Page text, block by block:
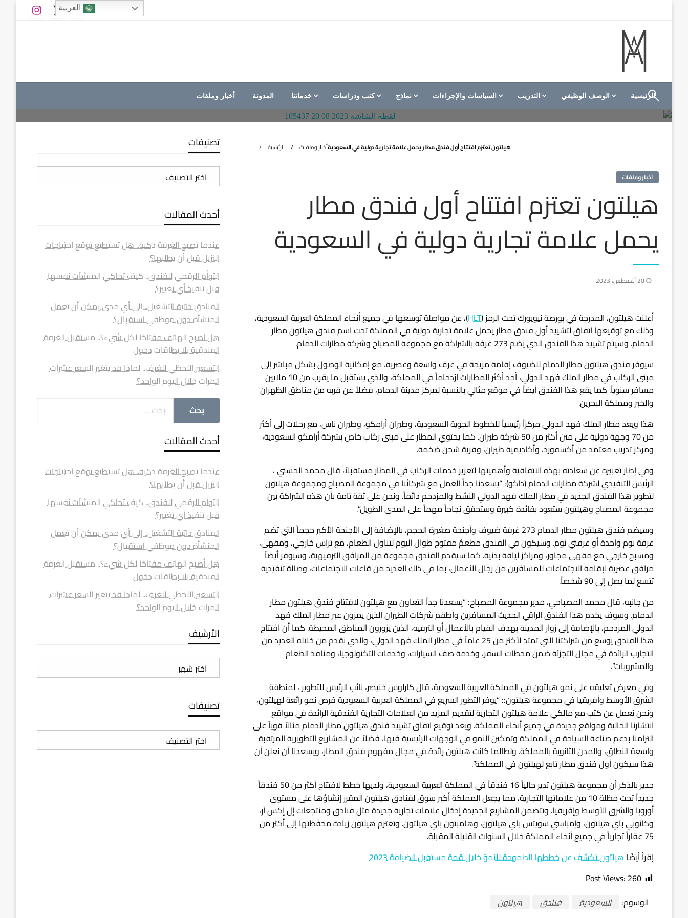
M A hotels | إم ايه هوتيلز
الموقع الأول للعاملين في الفنادق في العالم العربي
الرئيسية الوصف الوظيفي التدريب السياسات والإجراءات نماذج كتب ودراسات خدماتنا المدونة أخبار وملفات
الرئيسية أخبار وملفاتهيلتون تعتزم افتتاح أول فندق مطار يحمل علامة تجارية دولية في السعودية
أخبار وملفات
هيلتون تعتزم افتتاح أول فندق مطار
يحمل علامة تجارية دولية في السعودية
نُشر
20 أغسطس، 2023
أعلنت هيلتون، المدرجة في بورصة نيويورك تحت الرمز (HLT)، عن مواصلة توسعها في جميع أنحاء المملكة العربية السعودية،
وذلك مع توقيعها اتفاق لتشييد أول فندق مطار يحمل علامة تجارية دولية في المملكة تحت اسم فندق هيلتون مطار
الدمام. وسيتم تشييد هذا الفندق الذي يضم 273 غرفة بالشراكة مع مجموعة المصباح وشركة مطارات الدمام.
سيوفر فندق هيلتون مطار الدمام للضيوف إقامة مريحة في غرف واسعة وعصرية، مع إمكانية الوصول بشكل مباشر إلى
مبنى الركاب في مطار الملك فهد الدولي، أحد أكثر المطارات ازدحاماً في المملكة، والذي يستقبل ما يقرب من 10 ملايين
مسافر سنوياً. كما يقع هذا الفندق أيضاً في موقع مثالي بالنسبة لمركز مدينة الدمام، فضلاً عن قربه من مناطق الظهران
والخبر ومملكة البحرين.
هذا ويعد مطار الملك فهد الدولي مركزاً رئيسياً للخطوط الجوية السعودية، وطيران أرامكو، وطيران ناس، مع رحلات إلى أكثر
من 70 وجهة دولية على متن أكثر من 50 شركة طيران. كما يحتوي المطار على مبنى ركاب خاص بشركة أرامكو السعودية،
ومركز تدريب معتمد من أكسفورد، وأكاديمية طيران، وقرية شحن ضخمة.
وفي إطار تعبيره عن سعادته بهذه الاتفاقية وأهميتها لتعزيز خدمات الركاب في المطار مستقبلاً، قال محمد الحسني ،
الرئيس التنفيذي لشركة مطارات الدمام (داكو): “يسعدنا جداً العمل مع شركائنا في مجموعة المصباح ومجموعة هيلتون
لتطوير هذا الفندق الجديد في مطار الملك فهد الدولي النشط والمزدحم دائماً. ونحن على ثقة تامة بأن هذه الشراكة بين
مجموعة المصباح وهيلتون ستعود بفائدة كبيرة وستحقق نجاحاً مهماً على المدى الطويل”.
وسيضم فندق هيلتون مطار الدمام 273 غرفة ضيوف وأجنحة صغيرة الحجم، بالإضافة إلى الأجنحة الأكبر حجماً التي تضم
غرفة نوم واحدة أو غرفتي نوم. وسيكون في الفندق مطعمٌ مفتوح طوال اليوم لتناول الطعام، مع تراس خارجي، ومقهى،
ومسبح خارجي مع مقهى مجاور، ومراكز لياقة بدنية. كما سيقدم الفندق مجموعة من المرافق الترفيهية، وسيوفر أيضاً
مرافق عصرية لإقامة الاجتماعات للمسافرين من رجال الأعمال، بما في ذلك العديد من قاعات الاجتماعات، وصالة تنفيذية
تتسع لما يصل إلى 90 شخصاً.
من جانبه، قال محمد المصباحي، مدير مجموعة المصباح: “يسعدنا جداً التعاون مع هيلتون لافتتاح فندق هيلتون مطار
الدمام. وسوف يخدم هذا الفندق الراقي الحديث المسافرين وأطقم شركات الطيران الذين يمرون عبر مطار الملك فهد
الدولي المزدحم، بالإضافة إلى زوار المدينة بهدف القيام بالأعمال أو الترفيه، الذين يزورون المناطق المحيطة. كما أن افتتاح
هذا الفندق يوسع من شراكتنا التي تمتد لأكثر من 25 عاماً في مطار الملك فهد الدولي، والذي نقدم من خلاله العديد من
التجارب الرائدة في مجال التجزئة ضمن محطات السفر، وخدمة صف السيارات، وخدمات التكنولوجيا، ومنافذ الطعام
والمشروبات”.
وفي معرض تعليقه على نمو هيلتون في المملكة العربية السعودية، قال كارلوس خنيصر، نائب الرئيس للتطوير ، لمنطقة
الشرق الأوسط وأفريقيا في مجموعة هيلتون:: “يوفر التطور السريع في المملكة العربية السعودية فرص نمو رائعة لهيلتون،
ونحن نعمل عن كثب مع مالكي علامة هيلتون التجارية لتقديم المزيد من العلامات التجارية الفندقية الرائدة في مواقع
انتشارنا الحالية ومواقع جديدة في جميع أنحاء المملكة. ويعد توقيع اتفاق تشييد فندق هيلتون مطار الدمام مثالاً قوياً على
التزامنا بدعم صناعة السياحة في المملكة وتمكين النمو في الوجهات الرئيسية فيها، فضلاً عن المشاريع التطويرية المرتقبة
واسعة النطاق، والمدن الثانوية بالمملكة. ولطالما كانت هيلتون رائدة في مجال مفهوم فندق المطار، ويسعدنا أن نعلن أن
هذا سيكون أول فندق مطار تابع لهيلتون في المملكة”.
جدير بالذكر أن مجموعة هيلتون تدير حالياً 16 فندقاً في المملكة العربية السعودية، ولديها خطط لافتتاح أكثر من 50 فندقاً
جديداً تحت مظلة 10 من علاماتها التجارية، مما يجعل المملكة أكبر سوق لفنادق هيلتون المقرر إنشاؤها على مستوى
أوروبا والشرق الأوسط وإفريقيا. وتتضمن المشاريع الجديدة إدخال علامات تجارية جديدة مثل فنادق ومنتجعات إل إكس آر،
وكانوبي باي هيلتون، وإمباسي سويتس باي هيلتون، وهامبتون باي هيلتون. وتعتزم هيلتون زيادة محفظتها إلى أكثر من
75 عقاراً تجارياً في جميع أنحاء المملكة خلال السنوات القليلة المقبلة.
إقرأ أيضًا هيلتون تكشف عن خططها الطموحة للنموّ خلال قمة مستقبل الضيافة 2023
Post Views: 260
الوسوم:
السعودية فنادق هيلتون
تصنيفات
تصنيفات
أحدث المقالات
عندما تصبح الغرفة ذكية.. هل تستطيع توقع احتياجات
النزيل قبل أن يطلبها؟
التوأم الرقمي للفندق.. كيف تحاكي المنشآت نفسها
قبل تنفيذ أي تغيير؟
الفنادق ذاتية التشغيل.. إلى أي مدى يمكن أن تعمل
المنشأة دون موظفي استقبال؟
هل أصبح الهاتف مفتاحًا لكل شيء؟.. مستقبل الغرفة
الفندقية بلا بطاقات دخول
التسعير اللحظي للغرف.. لماذا قد يتغير السعر عشرات
المرات خلال اليوم الواحد؟
أحدث المقالات
عندما تصبح الغرفة ذكية.. هل تستطيع توقع احتياجات
النزيل قبل أن يطلبها؟
التوأم الرقمي للفندق.. كيف تحاكي المنشآت نفسها
قبل تنفيذ أي تغيير؟
الفنادق ذاتية التشغيل.. إلى أي مدى يمكن أن تعمل
المنشأة دون موظفي استقبال؟
هل أصبح الهاتف مفتاحًا لكل شيء؟.. مستقبل الغرفة
الفندقية بلا بطاقات دخول
التسعير اللحظي للغرف.. لماذا قد يتغير السعر عشرات
المرات خلال اليوم الواحد؟
الأرشيف
الأرشيف
تصنيفات
تصنيفات
العربية